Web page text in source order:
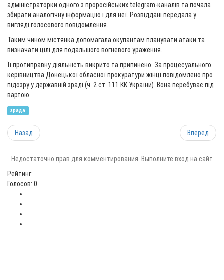
адміністраторки одного з проросійських telegram-каналів та почала
збирати аналогічну інформацію і для неї. Розвіддані передала у
вигляді голосового повідомлення.
Таким чином містянка допомагала окупантам планувати атаки та
визначати цілі для подальшого вогневого ураження.
Її протиправну діяльність викрито та припинено. За процесуального
керівництва Донецької обласної прокуратури жінці повідомлено про
підозру у державній зраді (ч. 2 ст. 111 КК України). Вона перебуває під
вартою.
зрада
Назад Вперёд
Недостаточно прав для комментирования. Выполните вход на сайт
Рейтинг:
Голосов: 0